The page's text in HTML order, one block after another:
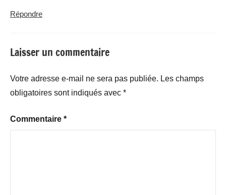
Répondre
Laisser un commentaire
Votre adresse e-mail ne sera pas publiée. Les champs
obligatoires sont indiqués avec *
Commentaire *